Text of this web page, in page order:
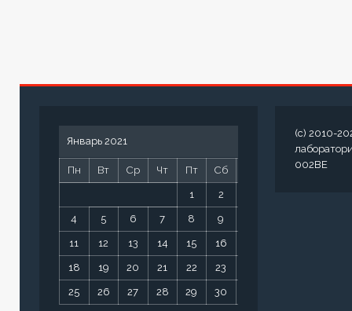
Январь 2021
Пн Вт Ср Чт Пт Сб
1 2
4 5 6 7 8 9
11 12 13 14 15 16
18 19 20 21 22 23
25 26 27 28 29 30
(c) 2010-
002BE